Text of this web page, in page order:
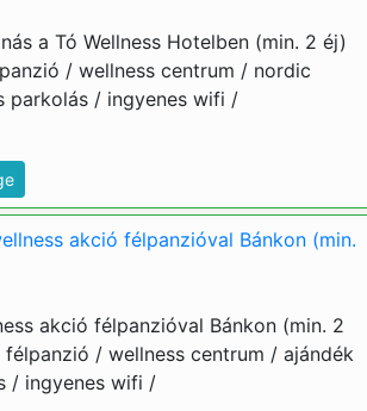
a Tó Wellness Hotelben (min. 2 éj)
/ wellness centrum / nordic
parkolás / ingyenes wifi /
akció félpanzióval Bánkon (min.
akció félpanzióval Bánkon (min. 2
/ wellness centrum / ajándék
/ ingyenes wifi /